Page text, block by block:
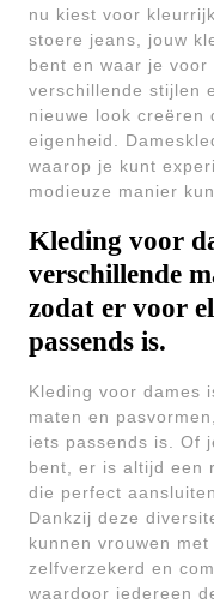
nu kiest voor
stoere jeans, jouw
bent en waar je
verschillende stijlen
nieuwe look creëren
eigenheid.
waarop je kunt
modieuze manier
Kleding voor
verschillende
zodat er voor
passends is.
Kleding voor dames
maten en
iets passends is. Of
bent, er is altijd een
die perfect
Dankzij deze
kunnen vrouwen
zelfverzekerd en
waardoor iedereen